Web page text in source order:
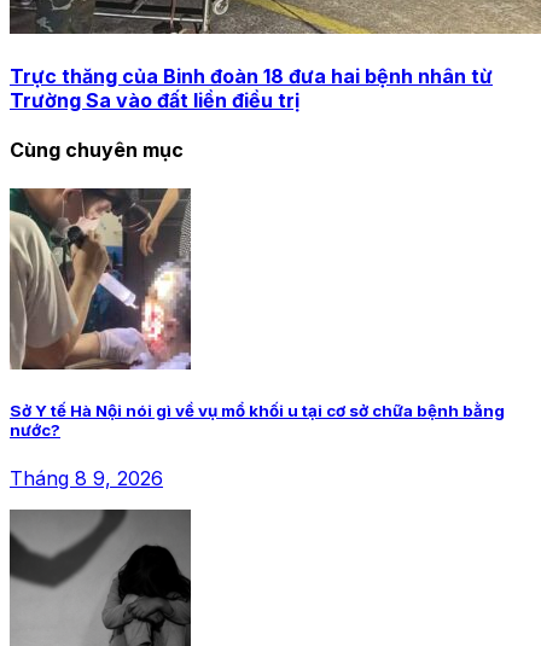
Trực thăng của Binh đoàn 18 đưa hai bệnh nhân từ
Trường Sa vào đất liền điều trị
Cùng chuyên mục
Sở Y tế Hà Nội nói gì về vụ mổ khối u tại cơ sở chữa bệnh bằng
nước?
Tháng 8 9, 2026